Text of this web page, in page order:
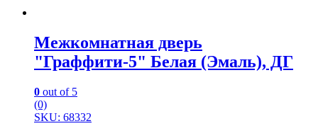
Межкомнатная дверь
"Граффити-5" Белая (Эмаль), ДГ
0 out of 5
(0)
SKU: 68332